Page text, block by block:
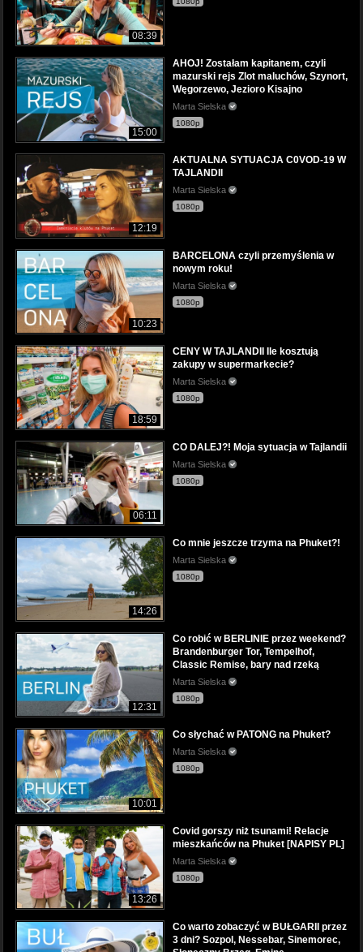
08:39
15:00
AHOJ! Zostałam kapitanem, czyli
mazurski rejs Zlot maluchów, Szynort,
Węgorzewo, Jezioro Kisajno
Marta Sielska
1080p
12:19
AKTUALNA SYTUACJA C0VOD-19 W
TAJLANDII
Marta Sielska
1080p
10:23
BARCELONA czyli przemyślenia w
nowym roku!
Marta Sielska
1080p
18:59
CENY W TAJLANDII Ile kosztują
zakupy w supermarkecie?
Marta Sielska
1080p
06:11
CO DALEJ?! Moja sytuacja w Tajlandii
Marta Sielska
1080p
14:26
Co mnie jeszcze trzyma na Phuket?!
Marta Sielska
1080p
12:31
Co robić w BERLINIE przez weekend?
Brandenburger Tor, Tempelhof,
Classic Remise, bary nad rzeką
Marta Sielska
1080p
10:01
Co słychać w PATONG na Phuket?
Marta Sielska
1080p
13:26
Covid gorszy niż tsunami! Relacje
mieszkańców na Phuket [NAPISY PL]
Marta Sielska
1080p
Co warto zobaczyć w BUŁGARII przez
3 dni? Sozpol, Nessebar, Sinemorec,